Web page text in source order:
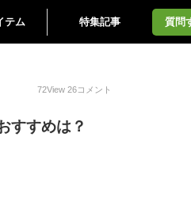
テム 特集記事 質問
72View 26コメント
すすめは？